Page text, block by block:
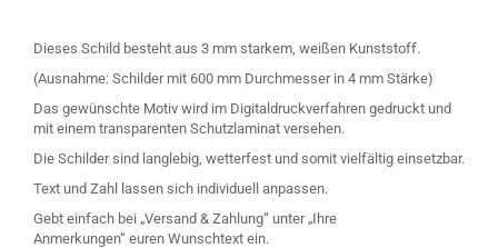
Dieses Schild besteht aus 3 mm starkem, weißen Kunststoff.
(Ausnahme: Schilder mit 600 mm Durchmesser in 4 mm Stärke)
Das gewünschte Motiv wird im Digitaldruckverfahren gedruckt und
mit einem transparenten Schutzlaminat versehen.
Die Schilder sind langlebig, wetterfest und somit vielfältig einsetzbar.
Text und Zahl lassen sich individuell anpassen.
Gebt einfach bei „Versand & Zahlung“ unter „Ihre
Anmerkungen“ euren Wunschtext ein.